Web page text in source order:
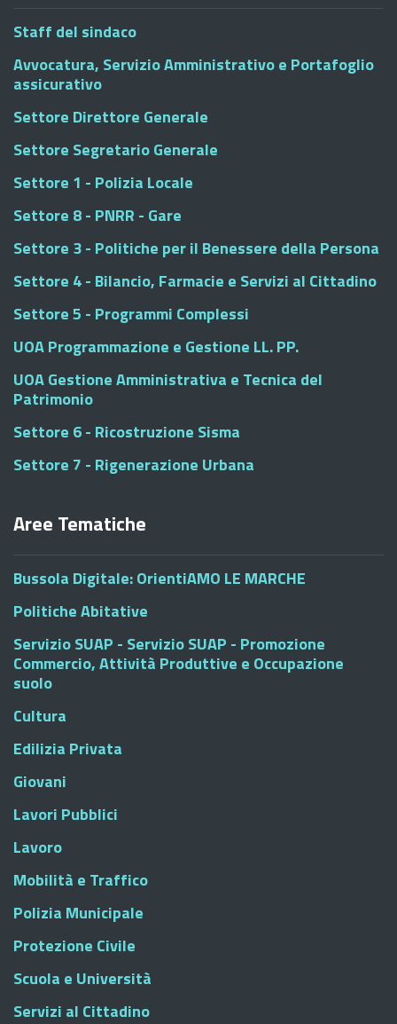
Staff del sindaco
Avvocatura, Servizio Amministrativo e Portafoglio
assicurativo
Settore Direttore Generale
Settore Segretario Generale
Settore 1 - Polizia Locale
Settore 8 - PNRR - Gare
Settore 3 - Politiche per il Benessere della Persona
Settore 4 - Bilancio, Farmacie e Servizi al Cittadino
Settore 5 - Programmi Complessi
UOA Programmazione e Gestione LL. PP.
UOA Gestione Amministrativa e Tecnica del
Patrimonio
Settore 6 - Ricostruzione Sisma
Settore 7 - Rigenerazione Urbana
Aree Tematiche
Bussola Digitale: OrientiAMO LE MARCHE
Politiche Abitative
Servizio SUAP - Servizio SUAP - Promozione
Commercio, Attività Produttive e Occupazione
suolo
Cultura
Edilizia Privata
Giovani
Lavori Pubblici
Lavoro
Mobilità e Traffico
Polizia Municipale
Protezione Civile
Scuola e Università
Servizi al Cittadino